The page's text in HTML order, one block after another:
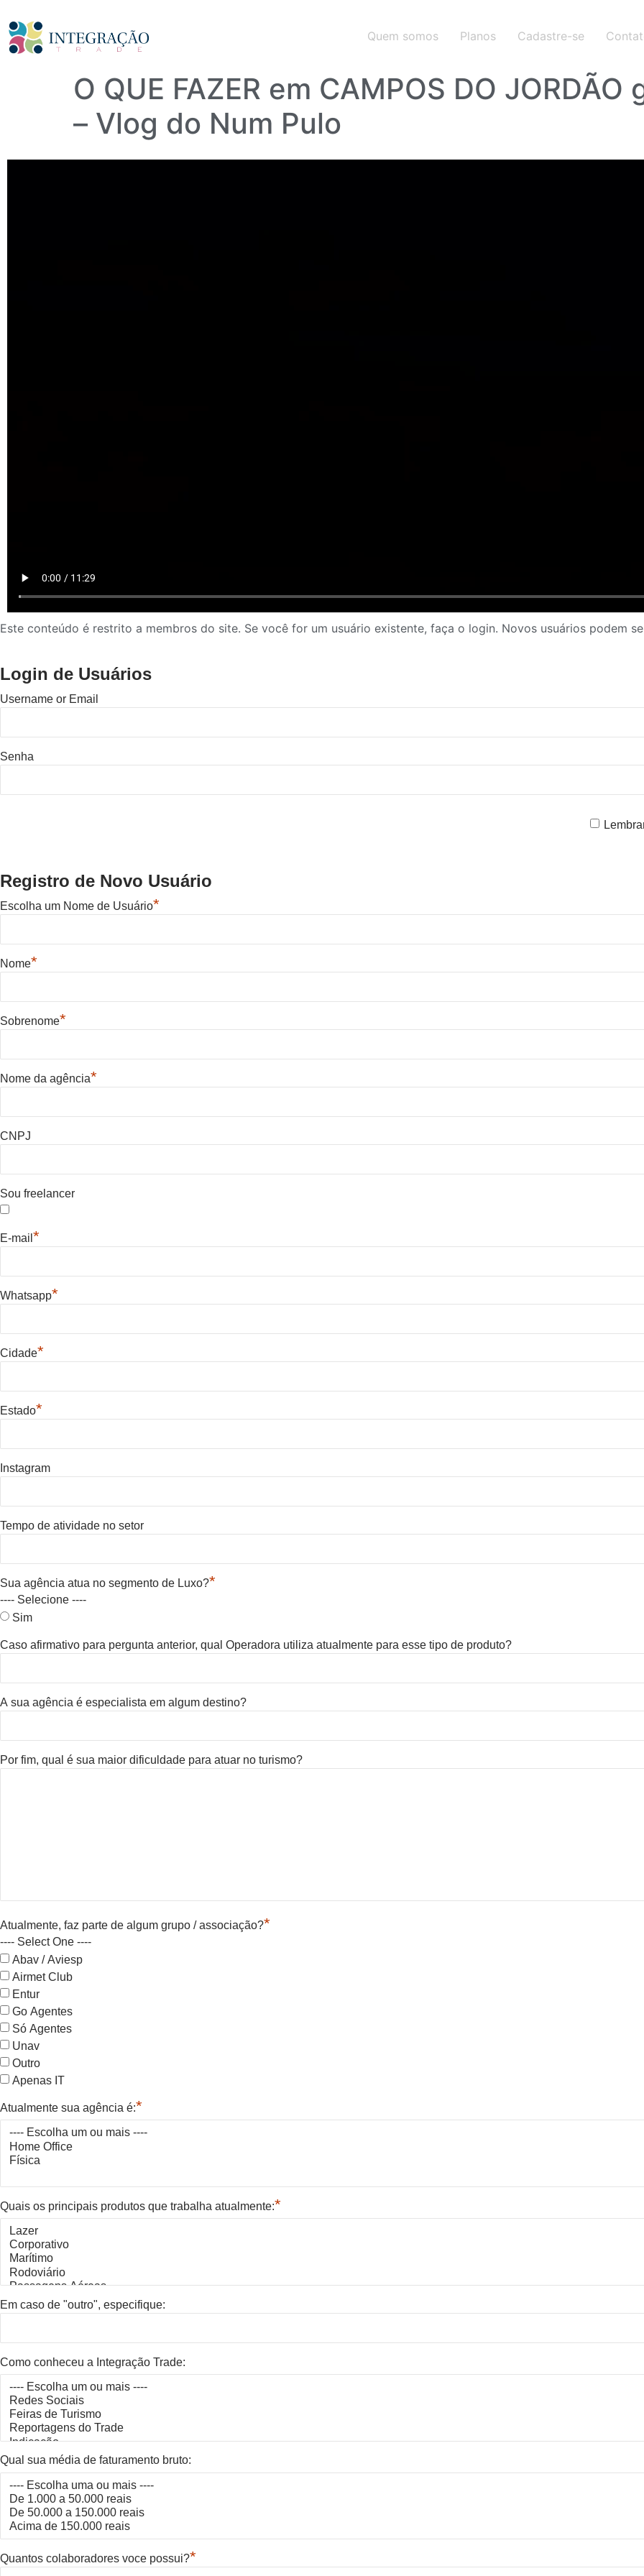
Quem somos Planos Cadastre-se
O QUE FAZER em CAMPOS DO
– Vlog do Num Pulo
Este conteúdo é restrito a membros do site. Se você for um usuário existente, faça o login. Novos usuários podem
Login de Usuários
Username or Email
Senha
Registro de Novo Usuário
Escolha um Nome de Usuário*
Nome*
Sobrenome*
Nome da agência*
CNPJ
Sou freelancer
E-mail *
Whatsapp*
Cidade*
Estado*
Instagram
Tempo de atividade no setor
Sua agência atua no segmento de Luxo?*
---- Selecione ----
Sim
Caso afirmativo para pergunta anterior, qual Operadora utiliza atualmente para esse tipo de produto?
A sua agência é especialista em algum destino?
Por fim, qual é sua maior dificuldade para atuar no turismo?
Atualmente, faz parte de algum grupo / associação?*
---- Select One ----
Abav / Aviesp
Airmet Club
Entur
Go Agentes
Só Agentes
Unav
Outro
Apenas IT
Atualmente sua agência é:*
Quais os principais produtos que trabalha atualmente:*
Em caso de "outro", especifique:
Como conheceu a Integração Trade:
Qual sua média de faturamento bruto:
Quantos colaboradores voce possui?*